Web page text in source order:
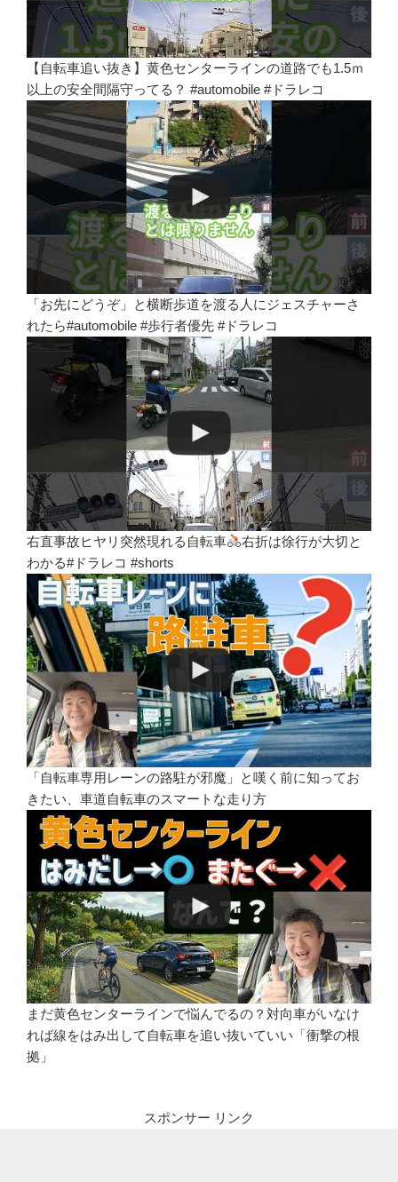
【自転車追い抜き】黄色センターラインの道路でも1.5ｍ
以上の安全間隔守ってる？ #automobile #ドラレコ
「お先にどうぞ」と横断歩道を渡る人にジェスチャーさ
れたら#automobile #歩行者優先 #ドラレコ
右直事故ヒヤリ突然現れる自転車
右折は徐行が大切と
わかる#ドラレコ #shorts
「自転車専用レーンの路駐が邪魔」と嘆く前に知ってお
きたい、車道自転車のスマートな走り方
まだ黄色センターラインで悩んでるの？対向車がいなけ
れば線をはみ出して自転車を追い抜いていい「衝撃の根
拠」
スポンサー リンク